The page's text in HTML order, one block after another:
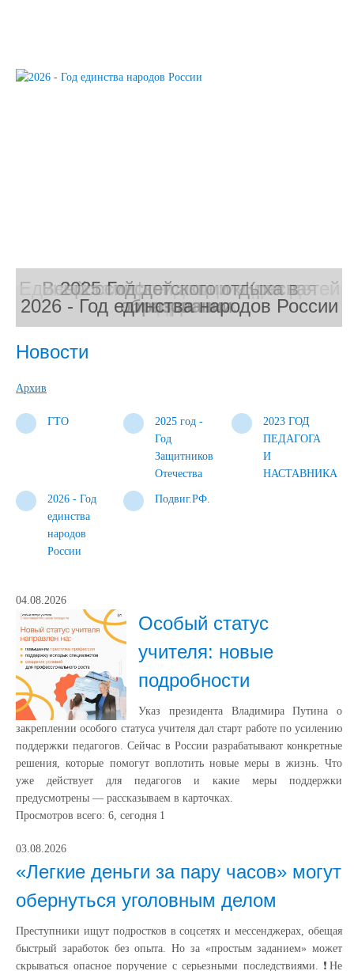
новости
Единый телефон доверия для детей
и подростков
Всероссийской акции «Красная
гвоздика»
2025 Год детского отдыха в
образовании.
2026 - Год единства народов России
Новости
Архив
ГТО
2025 год -
Год
Защитников
Отечества
2023 ГОД
ПЕДАГОГА
И
НАСТАВНИКА
2026 - Год
единства
народов
России
Подвиг.РФ.
04.08.2026
Особый статус
учителя: новые
подробности
Указ президента Владимира Путина о
закреплении особого статуса учителя дал старт работе по усилению
поддержки педагогов. Сейчас в России разрабатывают конкретные
решения, которые помогут воплотить новые меры в жизнь. Что
уже действует для педагогов и какие меры поддержки
предусмотрены — рассказываем в карточках.
Просмотров всего: 6, сегодня 1
03.08.2026
«Легкие деньги за пару часов» могут
обернуться уголовным делом
Преступники ищут подростков в соцсетях и мессенджерах, обещая
быстрый заработок без опыта. Но за «простым заданием» может
скрываться опасное поручение с серьезными последствиями. ❗️Не